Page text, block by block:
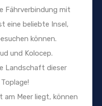
Fährverbindung mit
eine beliebte Insel,
können.
und Kolocep.
Landschaft dieser
am Meer liegt, können